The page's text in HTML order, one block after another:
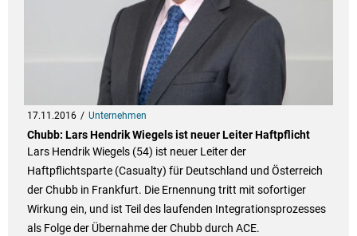
17.11.2016 Unternehmen
Chubb: Lars Hendrik Wiegels ist neuer Leiter Haftpflicht
Lars Hendrik Wiegels (54) ist neuer Leiter der
Haftpflichtsparte (Casualty) für Deutschland und Österreich
der Chubb in Frankfurt. Die Ernennung tritt mit sofortiger
Wirkung ein, und ist Teil des laufenden Integrationsprozesses
als Folge der Übernahme der Chubb durch ACE.